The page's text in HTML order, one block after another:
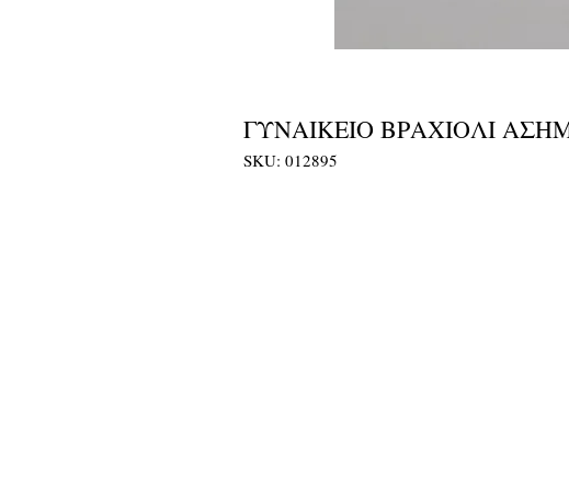
ΓΥΝΑΙΚΕΙΟ ΒΡΑΧΙΟΛΙ
SKU: 012895